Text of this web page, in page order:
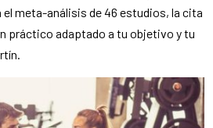
meta-análisis de 46 estudios, la cita
práctico adaptado a tu objetivo y tu